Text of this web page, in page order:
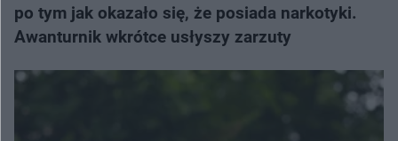
po tym jak okazało się, że posiada narkotyki.
Awanturnik wkrótce usłyszy zarzuty